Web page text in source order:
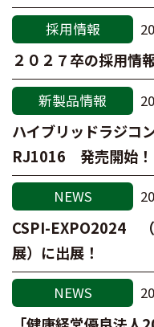
採用情報
２０２７卒の採用情
新製品情報
ハイブリッドラジコ
RJ1016 発売開始！
NEWS
CSPI-EXPO2024
展）に出展！
NEWS